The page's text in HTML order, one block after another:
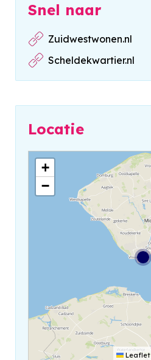
Snel naar
Zuidwestwonen.nl
Scheldekwartier.nl
Locatie
+
−
Leaflet